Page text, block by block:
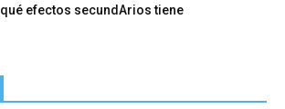
qué efectos secundArios tiene